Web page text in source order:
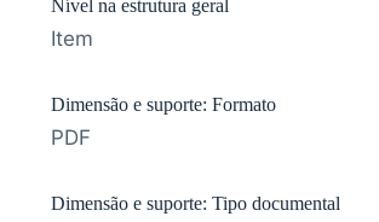
Nível na estrutura geral
Item
Dimensão e suporte: Formato
PDF
Dimensão e suporte: Tipo documental